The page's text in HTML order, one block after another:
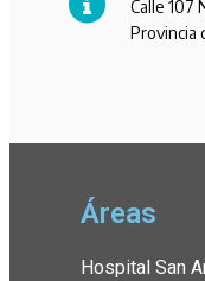
Calle 107
Provincia
Áreas
Hospital San